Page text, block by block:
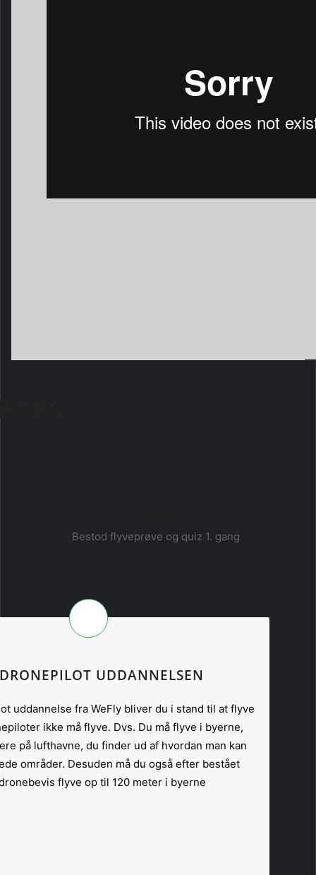
Bestod flyveprøve og quiz 1. gang
UDDANNELSEN
uddannelse fra WeFly bliver du i stand til at flyve
ikke må flyve. Dvs. Du må flyve i byerne,
på lufthavne, du finder ud af hvordan man kan
områder. Desuden må du også efter bestået
flyve op til 120 meter i byerne.